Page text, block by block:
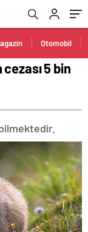
Otomobil
5 bin